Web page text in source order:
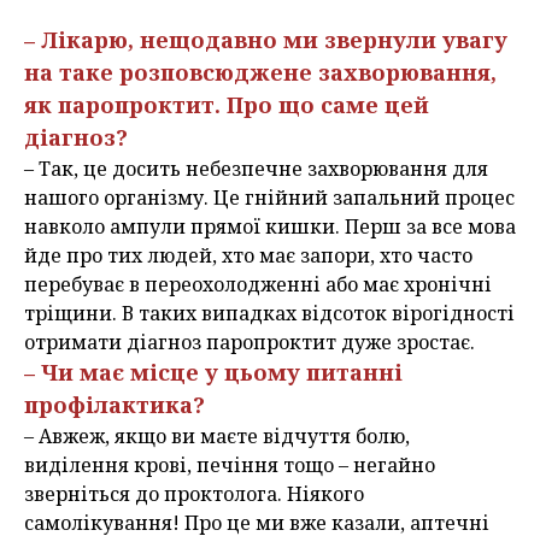
– Лікарю, нещодавно ми звернули увагу
на таке розповсюджене захворювання,
як паропроктит. Про що саме цей
діагноз?
– Так, це досить небезпечне захворювання для
нашого організму. Це гнійний запальний процес
навколо ампули прямої кишки. Перш за все мова
йде про тих людей, хто має запори, хто часто
перебуває в переохолодженні або має хронічні
тріщини. В таких випадках відсоток вірогідності
отримати діагноз паропроктит дуже зростає.
– Чи має місце у цьому питанні
профілактика?
– Авжеж, якщо ви маєте відчуття болю,
виділення крові, печіння тощо – негайно
зверніться до проктолога. Ніякого
самолікування! Про це ми вже казали, аптечні